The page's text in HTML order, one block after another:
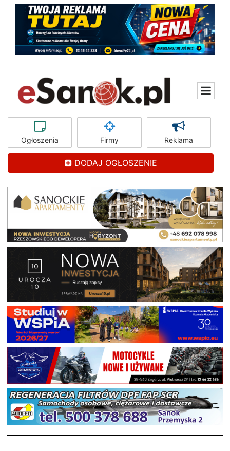
Ogłoszenia Firmy Reklama
DODAJ OGŁOSZENIE